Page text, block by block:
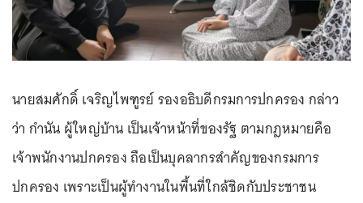
นายสมศักดิ์ เจริญไพฑูรย์ รองอธิบดีกรมการปกครอง กล่าว
ว่า กำนัน ผู้ใหญ่บ้าน เป็นเจ้าหน้าที่ของรัฐ ตามกฎหมายคือ
เจ้าพนักงานปกครอง ถือเป็นบุคลากรสำคัญของกรมการ
ปกครอง เพราะเป็นผู้ทำงานในพื้นที่ใกล้ชิดกับประชาชน